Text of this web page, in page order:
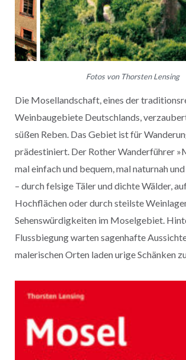
Fotos von Thorsten Lensing
Die Mosellandschaft, eines der
Weinbaugebiete Deutschlands,
süßen Reben. Das Gebiet ist für
prädestiniert. Der Rother Wanderführer
mal einfach und bequem, mal naturnah
– durch felsige Täler und dichte Wälder,
Hochflächen oder durch steilste
Sehenswürdigkeiten im Moselgebiet.
Flussbiegung warten sagenhafte
malerischen Orten laden urige Schänken